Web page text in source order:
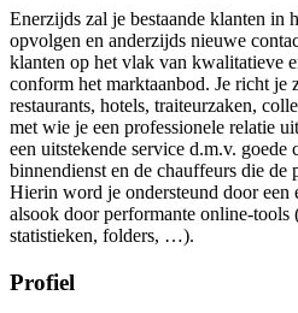
Enerzijds zal je bestaande klanten in
opvolgen en anderzijds nieuwe
klanten op het vlak van kwalitatieve
conform het marktaanbod. Je richt je
restaurants, hotels, traiteurzaken,
met wie je een professionele relatie
een uitstekende service d.m.v. goede
binnendienst en de chauffeurs die de
Hierin word je ondersteund door een
alsook door performante online-
statistieken, folders, …).
Profiel